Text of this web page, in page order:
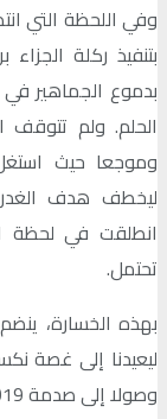
وفي اللحظة التي
بتنفيذ ركلة
بدموع الجماهير
الحلم. ولم تتوقف
وموجعا حيث
ليخطف هدف
انطلقت في لحظة
تحتمل.
وصولا إلى صدمة 2019.